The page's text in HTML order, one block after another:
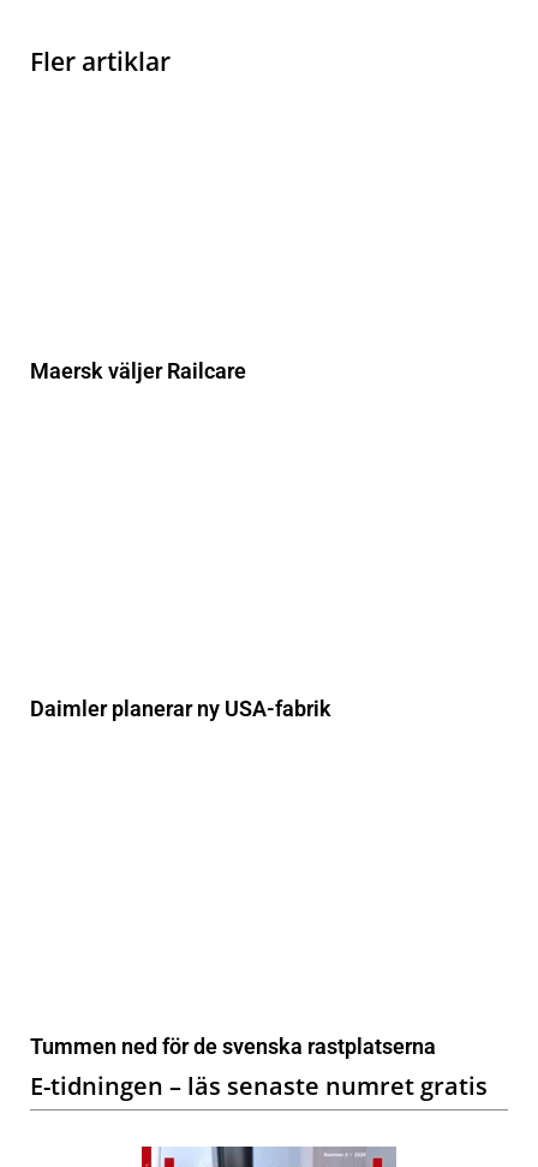
Fler artiklar
Maersk väljer Railcare
Daimler planerar ny USA-fabrik
Tummen ned för de svenska rastplatserna
E-tidningen – läs senaste numret gratis